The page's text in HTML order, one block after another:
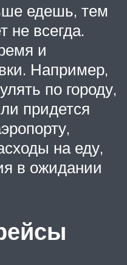
едешь, тем
не всегда.
и
Например,
по городу,
придется
на еду,
в ожидании